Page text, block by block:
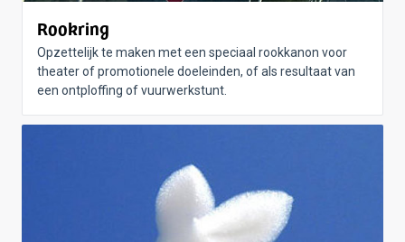
Rookring
Opzettelijk te maken met een speciaal rookkanon voor
theater of promotionele doeleinden, of als resultaat van
een ontploffing of vuurwerkstunt.